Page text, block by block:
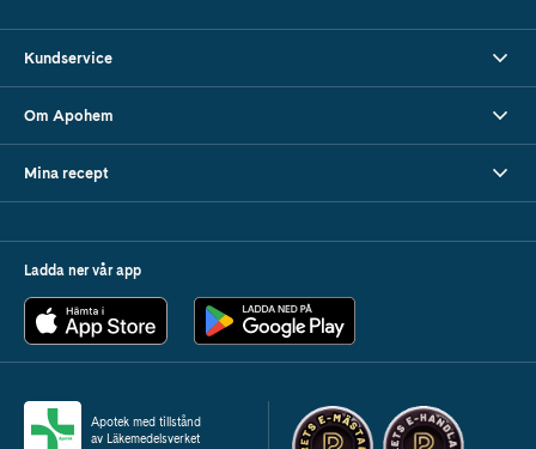
Kundservice
Om Apohem
Mina recept
Ladda ner vår app
Apotek med tillstånd
av Läkemedelsverket